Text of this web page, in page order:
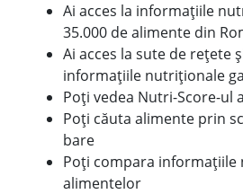
Ai acces la informațiile
35.000 de alimente din
Ai acces la sute de rețete
informațiile nutriționale
Poți vedea Nutri-Score-ul
Poți căuta alimente prin
bare
Poți compara informațiile
alimentelor